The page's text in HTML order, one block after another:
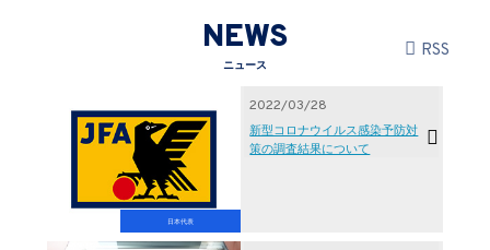
NEWS
ニュース
RSS
日本代表
2022/03/28
新型コロナウイルス感染予防対
策の調査結果について